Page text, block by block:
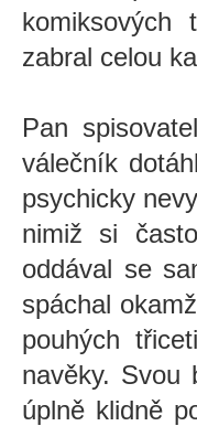
komiksových
zabral celou
Pan
válečník
psychicky
nimiž si
oddával se
spáchal
pouhých
navěky. Svou
úplně klidně